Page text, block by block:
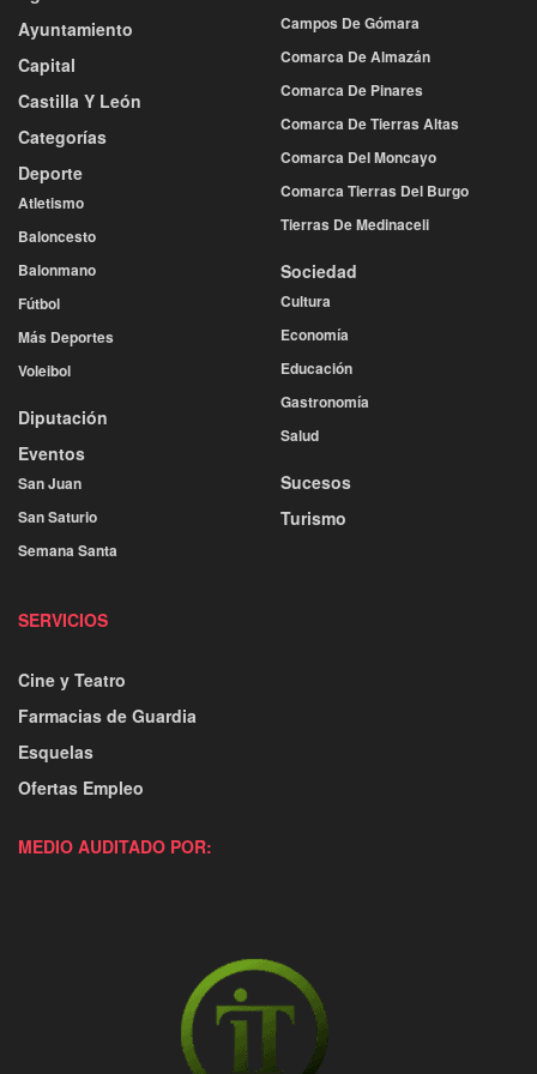
Ayuntamiento
Capital
Castilla Y León
Categorías
Deporte
Atletismo
Baloncesto
Balonmano
Fútbol
Más Deportes
Voleibol
Diputación
Eventos
San Juan
San Saturio
Semana Santa
Campos De Gómara
Comarca De Almazán
Comarca De Pinares
Comarca De Tierras Altas
Comarca Del Moncayo
Comarca Tierras Del Burgo
Tierras De Medinaceli
Sociedad
Cultura
Economía
Educación
Gastronomía
Salud
Sucesos
Turismo
SERVICIOS
Cine y Teatro
Farmacias de Guardia
Esquelas
Ofertas Empleo
MEDIO AUDITADO POR: